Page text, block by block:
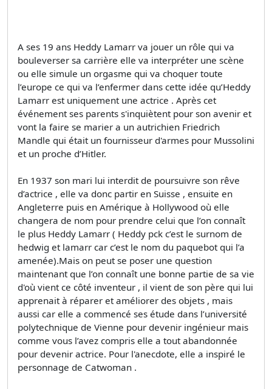
A ses 19 ans Heddy Lamarr va jouer un rôle qui va
bouleverser sa carrière elle va interpréter une scène
ou elle simule un orgasme qui va choquer toute
l’europe ce qui va l’enfermer dans cette idée qu’Heddy
Lamarr est uniquement une actrice . Après cet
événement ses parents s'inquiètent pour son avenir et
vont la faire se marier a un autrichien Friedrich
Mandle qui était un fournisseur d'armes pour Mussolini
et un proche d’Hitler.
En 1937 son mari lui interdit de poursuivre son rêve
d’actrice , elle va donc partir en Suisse , ensuite en
Angleterre puis en Amérique à Hollywood où elle
changera de nom pour prendre celui que l’on connaît
le plus Heddy Lamarr ( Heddy pck c’est le surnom de
hedwig et lamarr car c’est le nom du paquebot qui l’a
amenée).Mais on peut se poser une question
maintenant que l’on connaît une bonne partie de sa vie
d'où vient ce côté inventeur , il vient de son père qui lui
apprenait à réparer et améliorer des objets , mais
aussi car elle a commencé ses étude dans l’université
polytechnique de Vienne pour devenir ingénieur mais
comme vous l’avez compris elle a tout abandonnée
pour devenir actrice. Pour l'anecdote, elle a inspiré le
personnage de Catwoman .